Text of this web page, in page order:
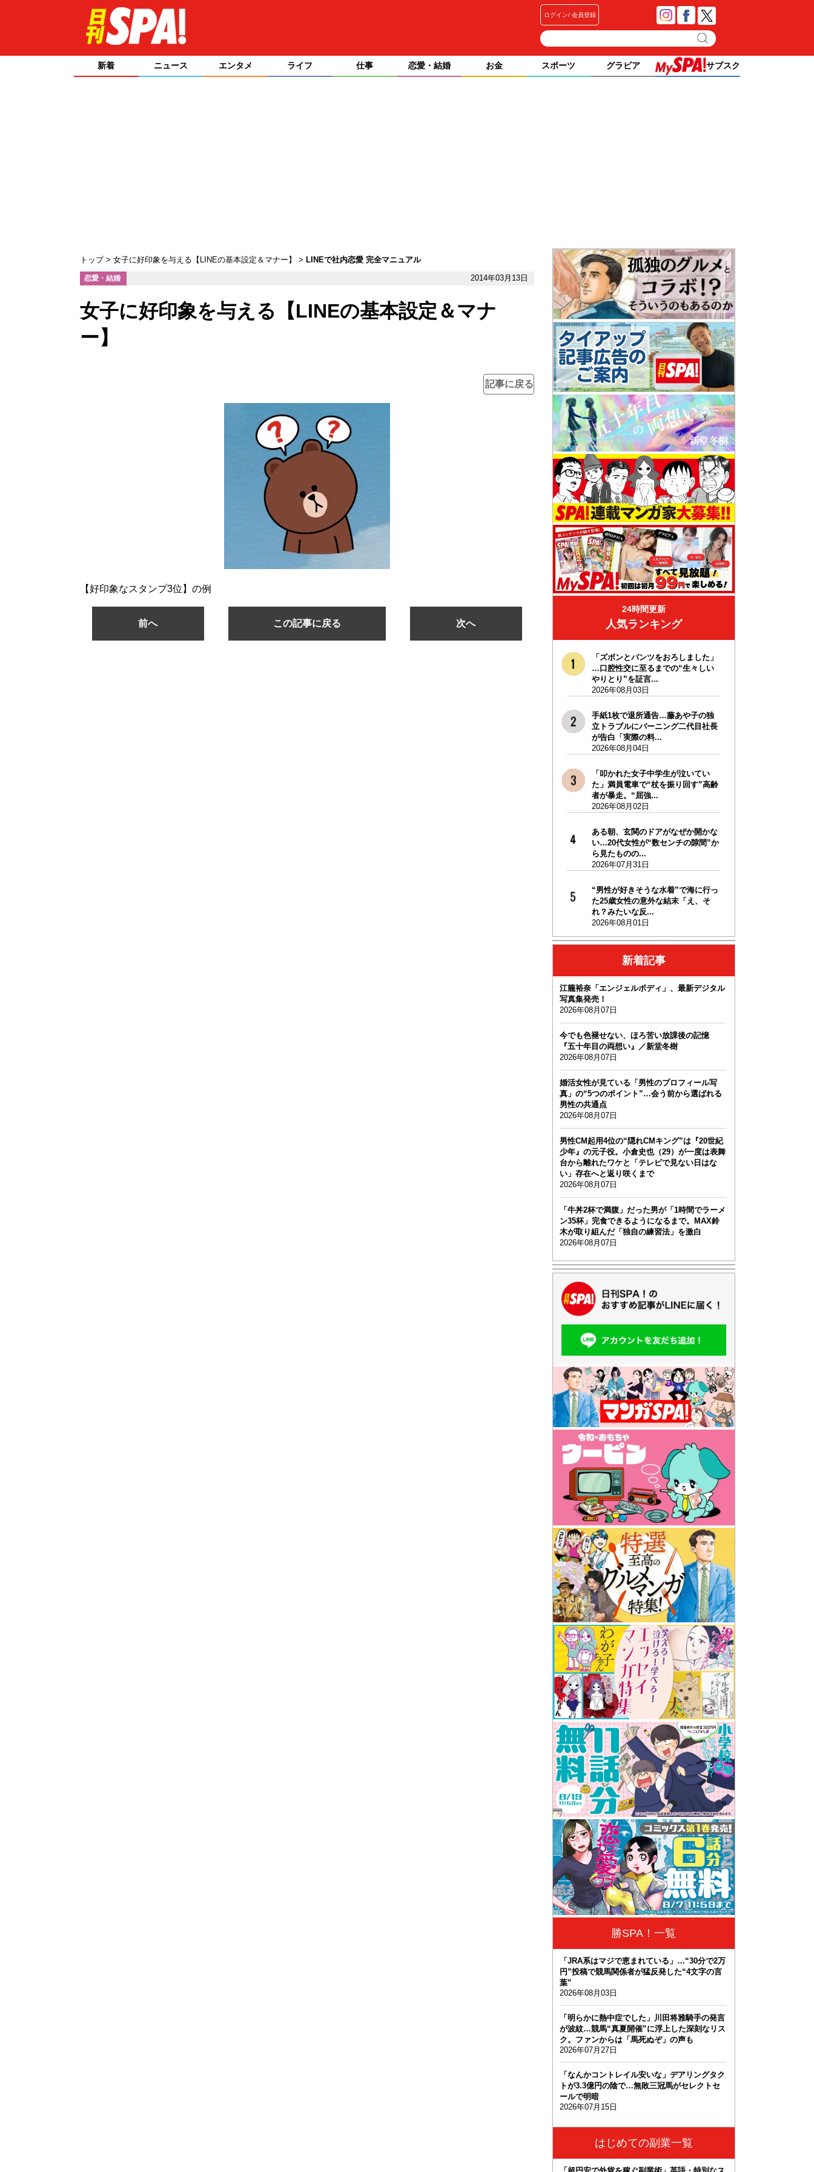
ログイン 会員登録
新着 ニュース エンタメ ライフ 仕事 恋愛・結婚 お金 スポーツ グラビア サブスク
トップ 女子に好印象を与える【LINEの基本設定＆マナー】 LINEで社内恋愛 完全マニュアル
恋愛・結婚 2014年03月13日
女子に好印象を与える【LINEの基本設定＆マナ
ー】
記事に戻る
【好印象なスタンプ3位】の例
前へ この記事に戻る 次へ
24時間更新
人気ランキング
「ズボンとパンツをおろしました」
…口腔性交に至るまでの“生々しい
やりとり”を証言...
2026年08月03日
手紙1枚で退所通告…藤あや子の独
立トラブルにバーニング二代目社長
が告白「実際の料...
2026年08月04日
「叩かれた女子中学生が泣いてい
た」満員電車で“杖を振り回す”高齢
者が暴走。“屈強...
2026年08月02日
ある朝、玄関のドアがなぜか開かな
い…20代女性が“数センチの隙間”か
ら見たものの...
2026年07月31日
“男性が好きそうな水着”で海に行っ
た25歳女性の意外な結末「え、そ
れ？みたいな反...
2026年08月01日
新着記事
江籠裕奈「エンジェルボディ」、最新デジタル
写真集発売！
2026年08月07日
今でも色褪せない、ほろ苦い放課後の記憶
『五十年目の両想い』／新堂冬樹
2026年08月07日
婚活女性が見ている「男性のプロフィール写
真」の“5つのポイント”…会う前から選ばれる
男性の共通点
2026年08月07日
男性CM起用4位の“隠れCMキング”は『20世紀
少年』の元子役。小倉史也（29）が一度は表舞
台から離れたワケと「テレビで見ない日はな
い」存在へと返り咲くまで
2026年08月07日
「牛丼2杯で満腹」だった男が「1時間でラーメ
ン35杯」完食できるようになるまで。MAX鈴
木が取り組んだ「独自の練習法」を激白
2026年08月07日
勝SPA！一覧
「JRA系はマジで恵まれている」…“30分で2万
円”投稿で競馬関係者が猛反発した“4文字の言
葉”
2026年08月03日
「明らかに熱中症でした」川田将雅騎手の発言
が波紋…競馬“真夏開催”に浮上した深刻なリス
ク。ファンからは「馬死ぬぞ」の声も
2026年07月27日
「なんかコントレイル安いな」デアリングタク
トが3.3億円の陰で…無敗三冠馬がセレクトセ
ールで明暗
2026年07月15日
はじめての副業一覧